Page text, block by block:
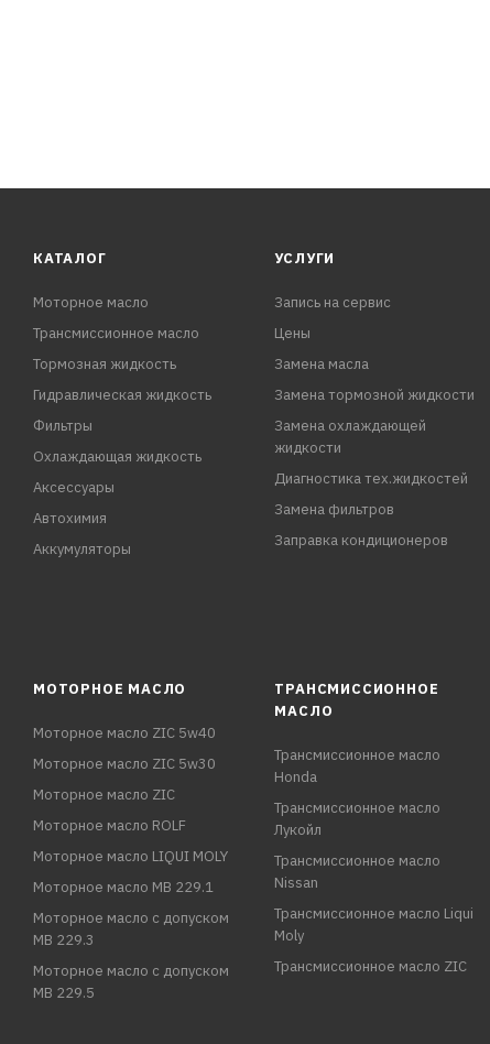
КАТАЛОГ
Моторное масло
Трансмиссионное масло
Тормозная жидкость
Гидравлическая жидкость
Фильтры
Охлаждающая жидкость
Аксессуары
Автохимия
Аккумуляторы
УСЛУГИ
Запись на сервис
Цены
Замена масла
Замена тормозной жидкости
Замена охлаждающей
жидкости
Диагностика тех.жидкостей
Замена фильтров
Заправка кондиционеров
МОТОРНОЕ МАСЛО
Моторное масло ZIC 5w40
Моторное масло ZIC 5w30
Моторное масло ZIC
Моторное масло ROLF
Моторное масло LIQUI MOLY
Моторное масло MB 229.1
Моторное масло с допуском
MB 229.3
Моторное масло с допуском
MB 229.5
ТРАНСМИССИОННОЕ
МАСЛО
Трансмиссионное масло
Honda
Трансмиссионное масло
Лукойл
Трансмиссионное масло
Nissan
Трансмиссионное масло Liqui
Moly
Трансмиссионное масло ZIC